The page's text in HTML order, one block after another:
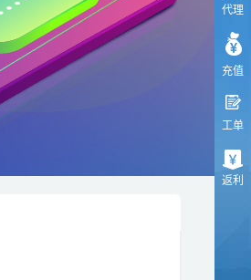
代理
充值
工单
返利